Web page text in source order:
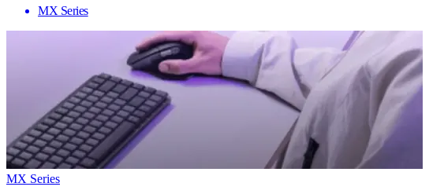
MX Series
MX Series